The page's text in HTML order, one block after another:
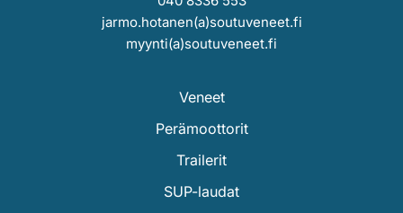
jarmo.hotanen(a)soutuveneet.fi
myynti(a)soutuveneet.fi
Veneet
Perämoottorit
Trailerit
SUP-laudat